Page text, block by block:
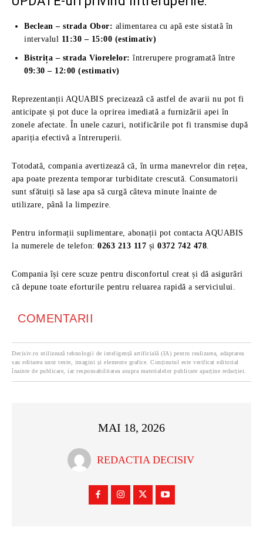
Beclean – strada Obor: alimentarea cu apă este sistată în
intervalul 11:30 – 15:00 (estimativ)
Bistrița – strada Viorelelor: întrerupere programată între
09:30 – 12:00 (estimativ)
Reprezentanții AQUABIS precizează că astfel de avarii nu pot fi
anticipate și pot duce la oprirea imediată a furnizării apei în
zonele afectate. În unele cazuri, notificările pot fi transmise după
apariția efectivă a întreruperii.
Totodată, compania avertizează că, în urma manevrelor din rețea,
apa poate prezenta temporar turbiditate crescută. Consumatorii
sunt sfătuiți să lase apa să curgă câteva minute înainte de
utilizare, până la limpezire.
Pentru informații suplimentare, abonații pot contacta AQUABIS
la numerele de telefon: 0263 213 117 și 0372 742 478.
Compania își cere scuze pentru disconfortul creat și dă asigurări
că depune toate eforturile pentru reluarea rapidă a serviciului.
COMENTARII
Decisiv.ro utilizează tehnologii de inteligență artificială (IA) pentru realizarea, adaptarea
sau editarea unor texte, imagini și elemente grafice. Conținutul este verificat editorial
înainte de publicare, iar responsabilitatea asupra materialelor publicate aparține redacției.
MAI 18, 2026
REDACTIA DECISIV